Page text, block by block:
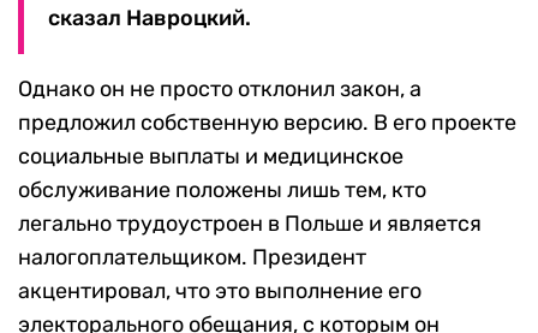
сказал Навроцкий.
Однако он не просто отклонил закон, а
предложил собственную версию. В его проекте
социальные выплаты и медицинское
обслуживание положены лишь тем, кто
легально трудоустроен в Польше и является
налогоплательщиком. Президент
акцентировал, что это выполнение его
электорального обещания, с которым он